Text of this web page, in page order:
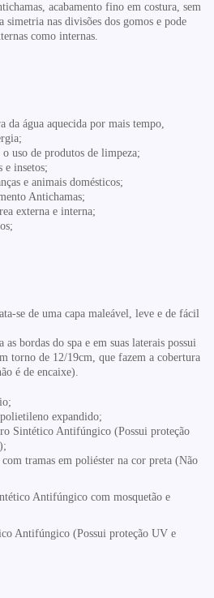
acabamento fino em costura, sem
simetria nas divisões dos gomos e pode
como internas.
da água aquecida por mais tempo,
uso de produtos de limpeza;
e insetos;
e animais domésticos;
Antichamas;
externa e interna;
se de uma capa maleável, leve e de fácil
bordas do spa e em suas laterais possui
torno de 12/19cm, que fazem a cobertura
é de encaixe).
expandido;
Sintético Antifúngico (Possui proteção
;
tramas em poliéster na cor preta (Não
Antifúngico com mosquetão e
Antifúngico (Possui proteção UV e